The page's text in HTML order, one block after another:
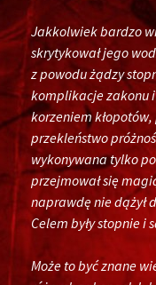
Jakkolwiek bardzo
skrytykował jego
z powodu żądzy
komplikacje zakonu
korzeniem
przekleństwo
wykonywana tylko
przejmował się
naprawdę nie dążył
Celem były stopnie i
Może to być znane